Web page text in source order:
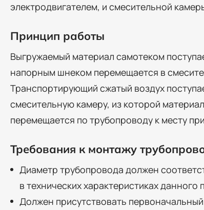
электродвигателем, и смесительной
Принцип работы
Выгружаемый материал самотеком
напорным шнеком перемещается в
Транспортирующий сжатый воздух
смесительную камеру, из которой
перемещается по трубопроводу к месту
Требования к монтажу
Диаметр трубопровода должен
в технических характеристиках
Должен присутствовать